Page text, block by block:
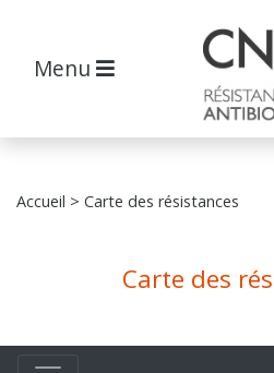
Menu
Accueil > Carte des résistances
Carte des